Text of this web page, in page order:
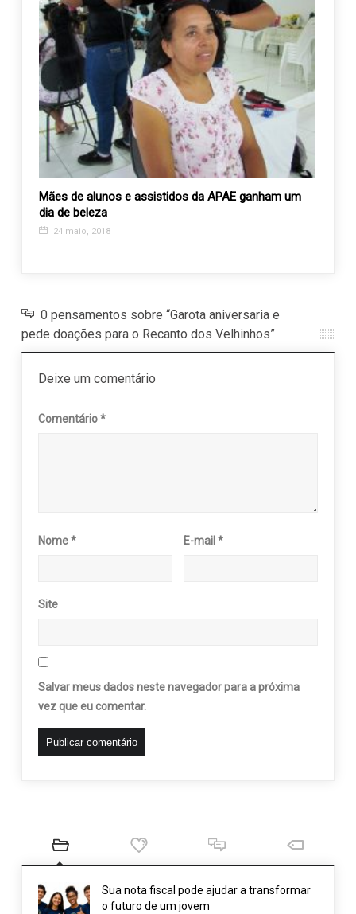
Mães de alunos e assistidos da APAE ganham um
dia de beleza
24 maio, 2018
0 pensamentos sobre “Garota aniversaria e
pede doações para o Recanto dos Velhinhos”
Deixe um comentário
Comentário*
Nome* E-mail*
Site
Salvar meus dados neste navegador para a próxima
vez que eu comentar.
Sua nota fiscal pode ajudar a transformar
o futuro de um jovem